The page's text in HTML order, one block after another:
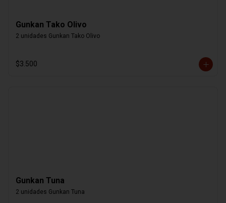
Gunkan Tako Olivo
2 unidades Gunkan Tako Olivo
$3.500
Gunkan Tuna
2 unidades Gunkan Tuna